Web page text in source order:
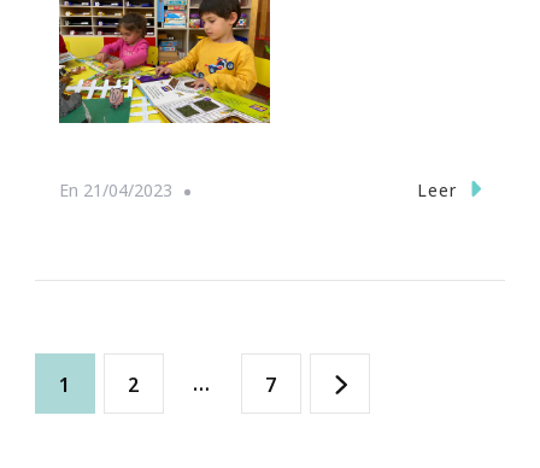
En 21/04/2023 Leer
Navegación
Página
1 Página
2 … Página
7